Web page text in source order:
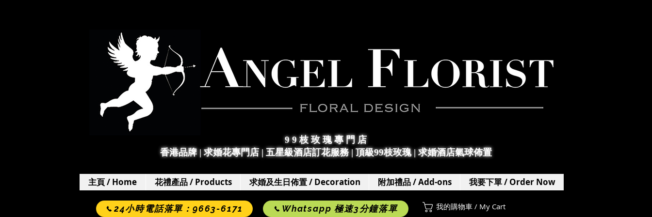
9 9 枝 玫 瑰 專 門 店
香港品牌 | 求婚花專門店| 五星級酒店訂花服務 | 頂級99枝玫瑰 |求婚酒店氣球佈置
主頁 / Home 花禮產品 / Products 求婚及生日佈置 / Decoration 附加禮品 / Add-ons 我要下單 / Order Now
24小時電話落單：9663-6171 Whatsapp 極速3分鐘落單 我的購物車 / My Cart